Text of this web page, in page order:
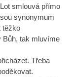
smlouvá přímo
synonymum
těžko
Bůh, tak mluvíme
Třeba